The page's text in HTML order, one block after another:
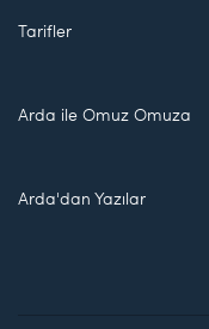
Tarifler
Arda ile Omuz Omuza
Arda'dan Yazılar